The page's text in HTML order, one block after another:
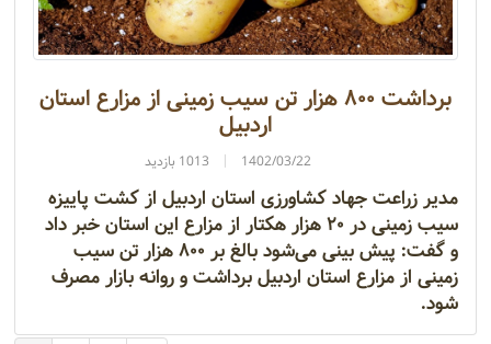
برداشت ۸۰۰ هزار تن سیب‌ زمینی از مزارع استان
اردبیل
1402/03/22 1013 بازدید
مدیر زراعت جهاد کشاورزی استان اردبیل از کشت پاییزه
سیب زمینی در ۲۰ هزار هکتار از مزارع این استان خبر داد
و گفت: پیش بینی می‌شود بالغ بر ۸۰۰ هزار تن سیب
زمینی از مزارع استان اردبیل برداشت و روانه بازار مصرف
شود.